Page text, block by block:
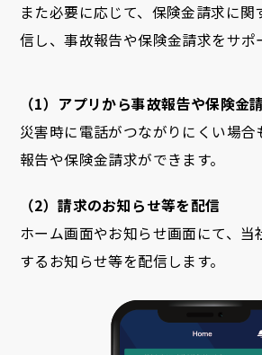
また必要に応じて、保険金請求に関
信し、事故報告や保険金請求をサポ
（1）アプリから事故報告や保険金
災害時に電話がつながりにくい場
報告や保険金請求ができます。
（2）請求のお知らせ等を配信
ホーム画面やお知らせ画面にて、当
するお知らせ等を配信します。